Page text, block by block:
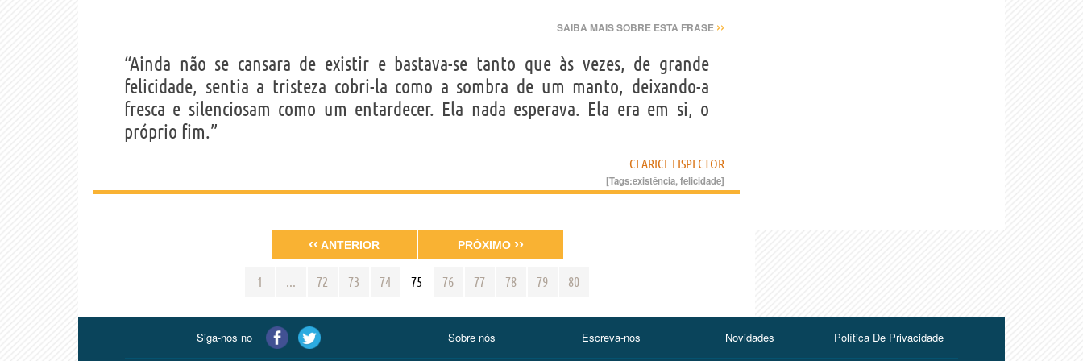
SAIBA MAIS SOBRE ESTA FRASE ››
“Ainda não se cansara de existir e bastava-se tanto que às vezes, de grande
felicidade, sentia a tristeza cobri-la como a sombra de um manto, deixando-a
fresca e silenciosam como um entardecer. Ela nada esperava. Ela era em si, o
próprio fim.”
CLARICE LISPECTOR
[Tags:existência,felicidade]
‹‹ ANTERIOR
1 ... 72 73 74 75 76 77 78 79 80
PRÓXIMO ››
Siga-nos no Sobre nós Escreva-nos Novidades Política De Privacidade